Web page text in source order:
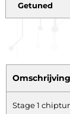
Getuned
Omschrijving
Stage 1